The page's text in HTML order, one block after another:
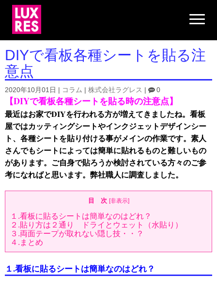
N
a
i
g
a
t
o
DIYで看板各種シートを貼る注
意点
2020年10月01日 コラム 株式会社ラグレス 0
【DIYで看板各種シートを貼る時の注意点】
最近はお家でDIYを行われる方が増えてきましたね。看板
屋ではカッティングシートやインクジェットデザインシー
ト、各種シートを貼り付ける事がメインの作業です。素人
さんでもシートによっては簡単に貼れるものと難しいもの
があります。ご自身で貼ろうか検討されている方々のご参
考になればと思います。弊社職人に調査しました。
目 次 [非表示]
１.看板に貼るシートは簡単なのはどれ？
２.貼り方は２通り ドライとウェット（水貼り）
３.両面テープが取れない隠し技・・？
４.まとめ
１.看板に貼るシートは簡単なのはどれ？